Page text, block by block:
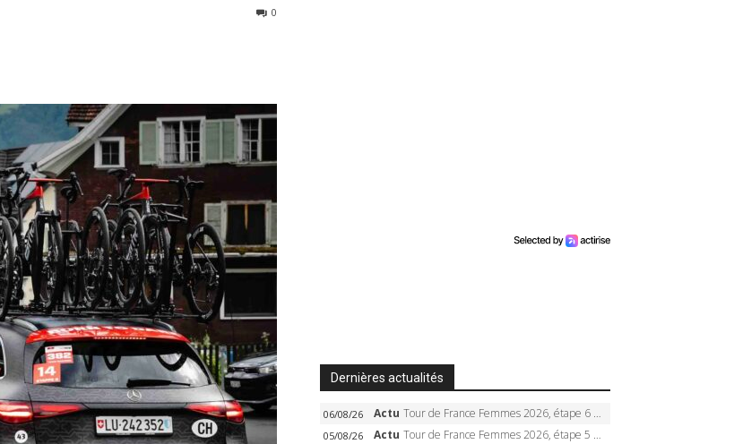
0
Dernières actualités
06/08/26 Actu Tour de France Femmes 2026, étape 6 – Kim Le Court-Pienaar gagne à Tournon, Reusser en jaune
05/08/26 Actu Tour de France Femmes 2026, étape 5 – Demi Vollering gagne à Belleville, Reusser en jaune, Ferrand-Prévot coule